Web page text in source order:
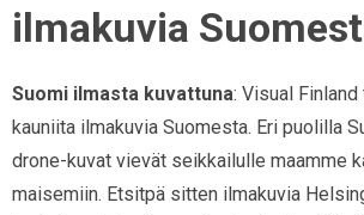
ilmakuvia
Suomi ilmasta kuvattuna: Visual
kauniita ilmakuvia Suomesta. Eri puolilla
drone-kuvat vievät seikkailulle maamme
maisemiin. Etsitpä sitten ilmakuvia